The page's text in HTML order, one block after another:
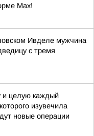
Max!
Ивделе мужчина
с тремя
и целую каждый
изувечила
новые операции